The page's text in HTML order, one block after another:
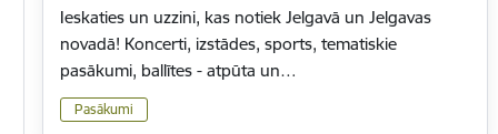
Ieskaties un uzzini, kas notiek Jelgavā un Jelgavas
novadā! Koncerti, izstādes, sports, tematiskie
pasākumi, ballītes - atpūta un…
Pasākumi